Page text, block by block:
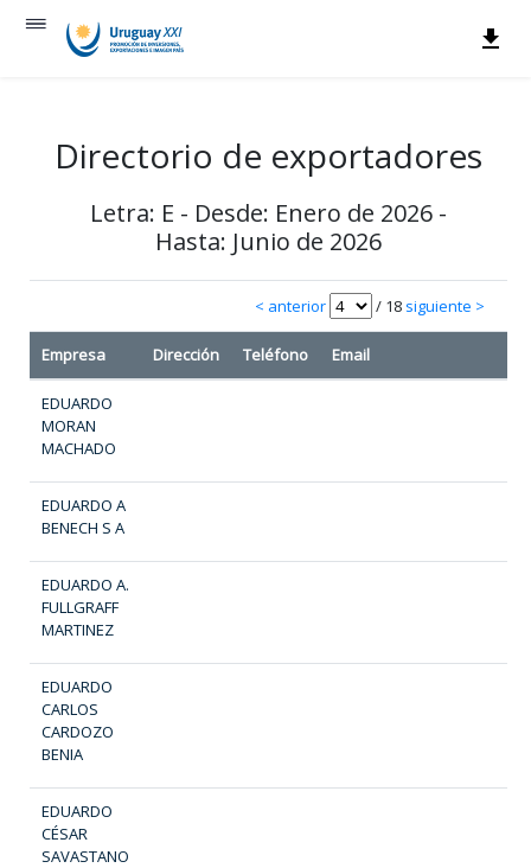
Directorio de exportadores
Letra: E - Desde: Enero de 2026 -
Hasta: Junio de 2026
< anterior / 18 siguiente >
Empresa Dirección Teléfono Email
EDUARDO
MORAN
MACHADO
EDUARDO A
BENECH S A
EDUARDO A.
FULLGRAFF
MARTINEZ
EDUARDO
CARLOS
CARDOZO
BENIA
EDUARDO
CÉSAR
SAVASTANO